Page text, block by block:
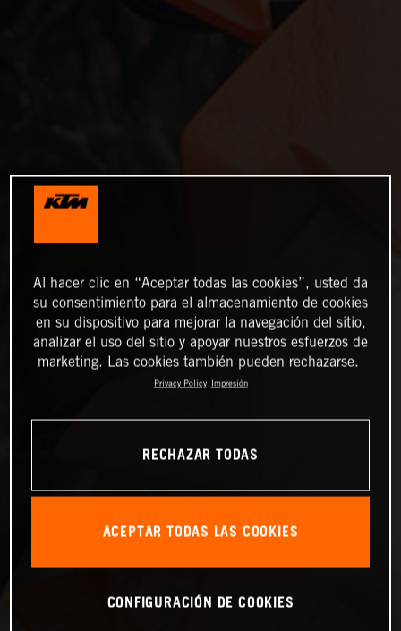
Al hacer clic en “Aceptar todas las cookies”, usted da
su consentimiento para el almacenamiento de cookies
en su dispositivo para mejorar la navegación del sitio,
analizar el uso del sitio y apoyar nuestros esfuerzos de
marketing. Las cookies también pueden rechazarse.
Privacy Policy Impresión
RECHAZAR TODAS
ACEPTAR TODAS LAS COOKIES
CONFIGURACIÓN DE COOKIES